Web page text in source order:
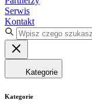
Serwis
Kontakt
Kategorie
Kategorie